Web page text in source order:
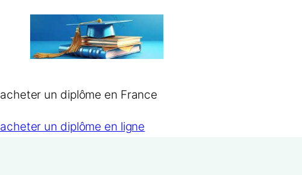
contenu
acheter un diplôme en France
acheter un diplôme en ligne